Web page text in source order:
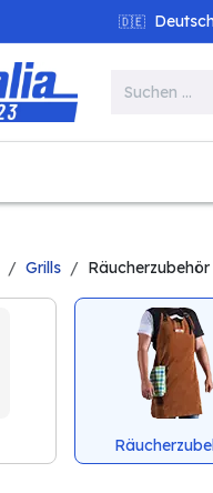
🇩🇪
Grills Räucherzubehör